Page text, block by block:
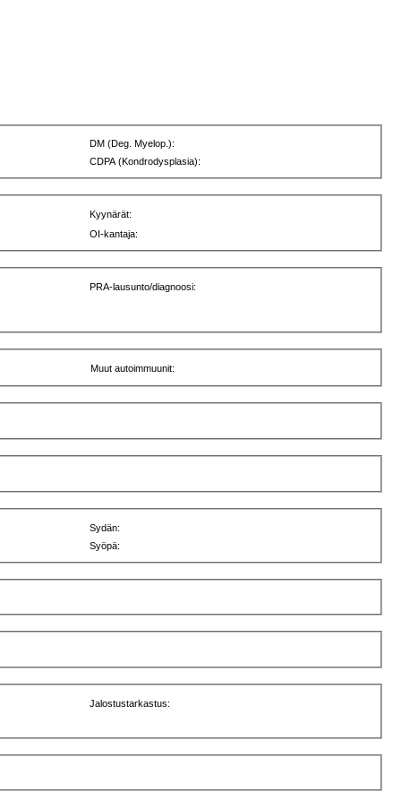
DM (Deg. Myelop.):
CDPA (Kondrodysplasia):
Kyynärät:
OI-kantaja:
PRA-lausunto/diagnoosi:
Muut autoimmuunit:
Sydän:
Syöpä:
Jalostustarkastus: